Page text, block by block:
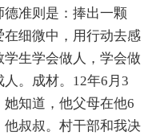
准则是：捧出一颗
细微中，用行动去感
生学会做人，学会做
。成材。12年6月3
知道，他父母在他6
叔叔。村干部和我决